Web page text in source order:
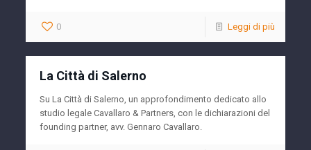
0 Leggi di più
La Città di Salerno
Su La Città di Salerno, un approfondimento dedicato allo
studio legale Cavallaro & Partners, con le dichiarazioni del
founding partner, avv. Gennaro Cavallaro.